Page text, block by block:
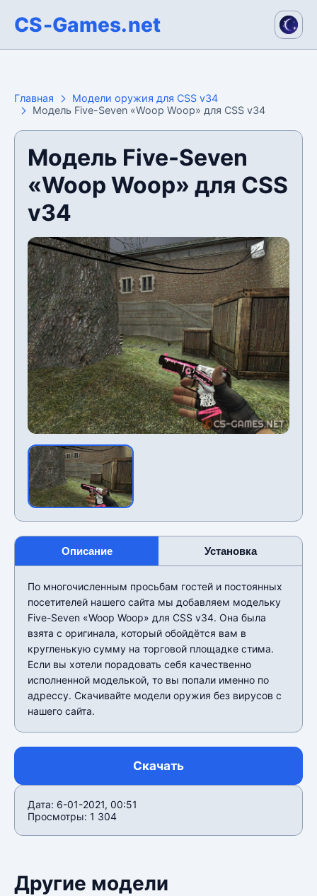
CS-Games.net
Главная
Модели оружия для CSS v34
Модель Five-Seven «Woop Woop» для CSS v34
Модель Five-Seven
«Woop Woop» для CSS
v34
Описание Установка
По многочисленным просьбам гостей и постоянных
посетителей нашего сайта мы добавляем модельку
Five-Seven «Woop Woop» для CSS v34. Она была
взята с оригинала, который обойдётся вам в
кругленькую сумму на торговой площадке стима.
Если вы хотели порадовать себя качественно
исполненной моделькой, то вы попали именно по
адрессу. Скачивайте модели оружия без вирусов с
нашего сайта.
Скачать
Дата: 6-01-2021, 00:51
Просмотры: 1 304
Другие модели